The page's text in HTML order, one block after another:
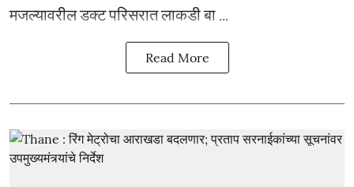
मजल्यावरील डक्ट परिसरात लाकडी बा ...
Read More